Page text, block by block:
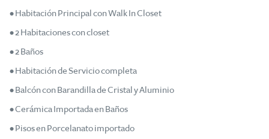
• Habitación Principal con Walk In Closet
• 2 Habitaciones con closet
• 2 Baños
• Habitación de Servicio completa
• Balcón con Barandilla de Cristal y Aluminio
• Cerámica Importada en Baños
• Pisos en Porcelanato importado